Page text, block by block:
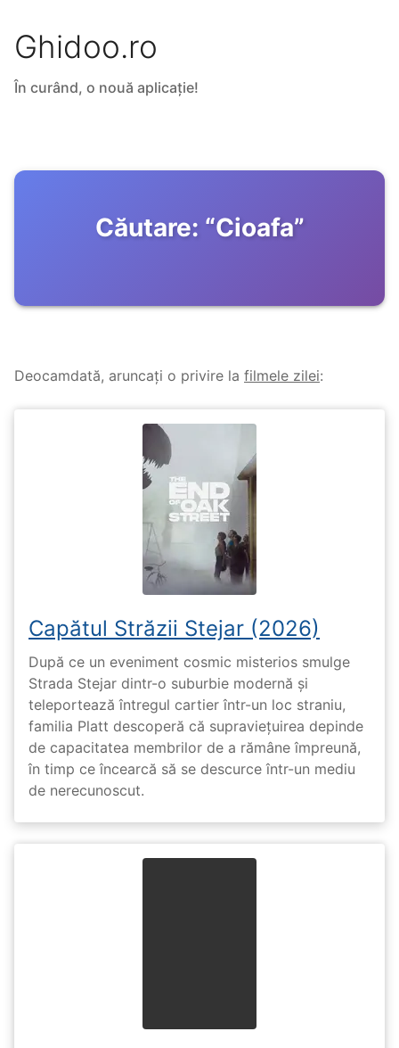
Ghidoo.ro
În curând, o nouă aplicație!
Căutare: “Cioafa”
Deocamdată, aruncați o privire la filmele zilei:
Capătul Străzii Stejar (2026)
După ce un eveniment cosmic misterios smulge
Strada Stejar dintr-o suburbie modernă și
teleportează întregul cartier într-un loc straniu,
familia Platt descoperă că supraviețuirea depinde
de capacitatea membrilor de a rămâne împreună,
în timp ce încearcă să se descurce într-un mediu
de nerecunoscut.